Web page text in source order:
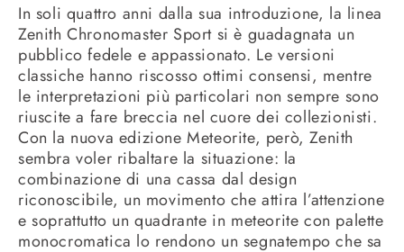
In soli quattro anni dalla sua introduzione, la linea
Zenith Chronomaster Sport si è guadagnata un
pubblico fedele e appassionato. Le versioni
classiche hanno riscosso ottimi consensi, mentre
le interpretazioni più particolari non sempre sono
riuscite a fare breccia nel cuore dei collezionisti.
Con la nuova edizione Meteorite, però, Zenith
sembra voler ribaltare la situazione: la
combinazione di una cassa dal design
riconoscibile, un movimento che attira l’attenzione
e soprattutto un quadrante in meteorite con palette
monocromatica lo rendono un segnatempo che sa